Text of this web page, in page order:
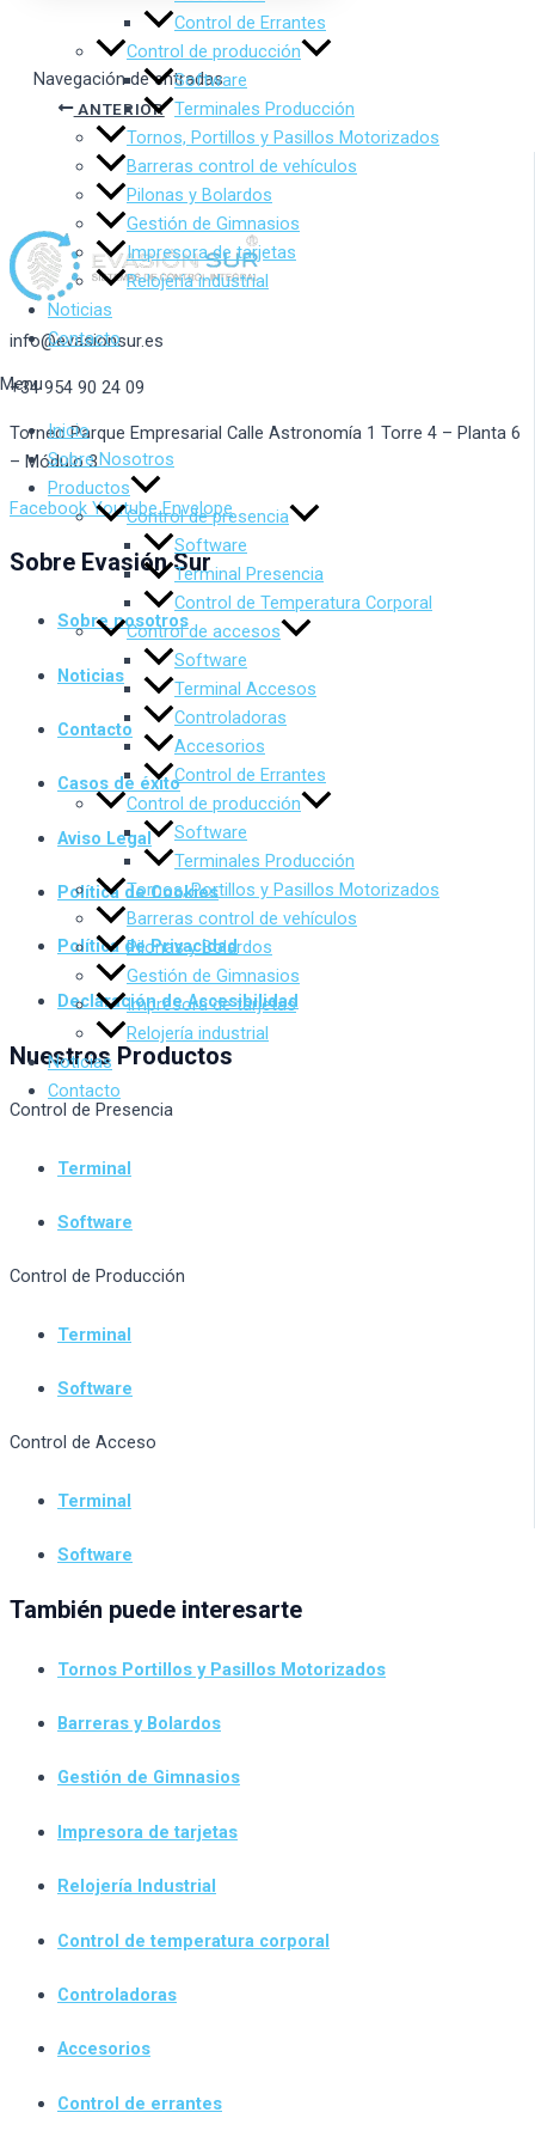
Control de Errantes
Control de producción
Software
Terminales Producción
Tornos, Portillos y Pasillos Motorizados
Barreras control de vehículos
Pilonas y Bolardos
Gestión de Gimnasios
Impresora de tarjetas
Relojería industrial
Noticias
Contacto
Menu
Inicio
Sobre Nosotros
Productos
Control de presencia
Software
Terminal Presencia
Control de Temperatura Corporal
Control de accesos
Software
Terminal Accesos
Controladoras
Accesorios
Control de Errantes
Control de producción
Software
Terminales Producción
Tornos, Portillos y Pasillos Motorizados
Barreras control de vehículos
Pilonas y Bolardos
Gestión de Gimnasios
Impresora de tarjetas
Relojería industrial
Noticias
Contacto
Navegación de entradas
ANTERIOR
info@evasionsur.es
+34 954 90 24 09
Torneo Parque Empresarial Calle Astronomía 1 Torre 4 – Planta 6
– Módulo 3
Facebook Youtube Envelope
Sobre Evasión Sur
Sobre nosotros
Noticias
Contacto
Casos de éxito
Aviso Legal
Política de Cookies
Política de Privacidad
Declaración de Accesibilidad
Nuestros Productos
Control de Presencia
Terminal
Software
Control de Producción
Terminal
Software
Control de Acceso
Terminal
Software
También puede interesarte
Tornos Portillos y Pasillos Motorizados
Barreras y Bolardos
Gestión de Gimnasios
Impresora de tarjetas
Relojería Industrial
Control de temperatura corporal
Controladoras
Accesorios
Control de errantes